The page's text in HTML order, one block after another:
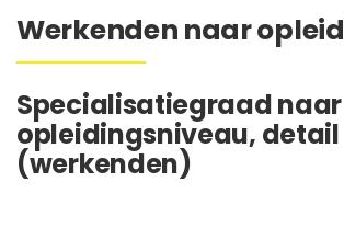
Werkenden naar
Specialisatiegraad naar
opleidingsniveau, detail
(werkenden)